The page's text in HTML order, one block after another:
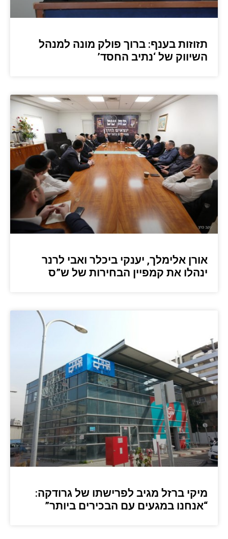
תזוזות בענף: ברוך פולק מונה למנהל
השיווק של ‘נתיב החסד’
אורן אלימלך, יענקי ביכלר ואבי לרנר
ינהלו את קמפיין הבחירות של ש”ס
מיקי ברזל מגיב לפרישתו של גרודקה:
“אנחנו במגעים עם הבכירים ביותר”